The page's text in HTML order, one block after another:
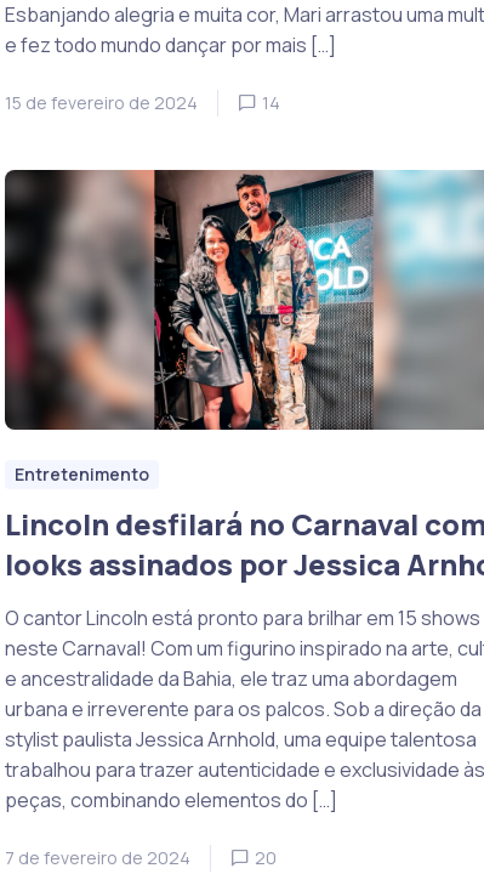
Esbanjando alegria e muita cor, Mari arrastou uma
e fez todo mundo dançar por mais […]
15 de fevereiro de 2024 14
Entretenimento
Lincoln desfilará no Carnaval
looks assinados por Jessica
O cantor Lincoln está pronto para brilhar em 15 shows
neste Carnaval! Com um figurino inspirado na arte,
e ancestralidade da Bahia, ele traz uma abordagem
urbana e irreverente para os palcos. Sob a direção da
stylist paulista Jessica Arnhold, uma equipe talentosa
trabalhou para trazer autenticidade e exclusividade às
peças, combinando elementos do […]
7 de fevereiro de 2024 20